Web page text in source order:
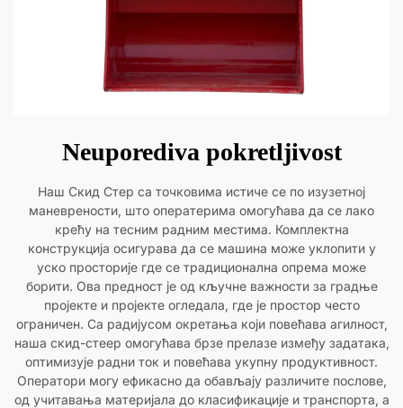
Neuporediva pokretljivost
Наш Скид Стер са точковима истиче се по изузетној
маневрености, што оператерима омогућава да се лако
крећу на тесним радним местима. Комплектна
конструкција осигурава да се машина може уклопити у
уско просторије где се традиционална опрема може
борити. Ова предност је од кључне важности за градње
пројекте и пројекте огледала, где је простор често
ограничен. Са радијусом окретања који повећава агилност,
наша скид-стеер омогућава брзе прелазе између задатака,
оптимизује радни ток и повећава укупну продуктивност.
Оператори могу ефикасно да обављају различите послове,
од учитавања материјала до класификације и транспорта, а